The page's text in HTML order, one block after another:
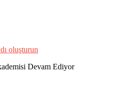
oluşturun